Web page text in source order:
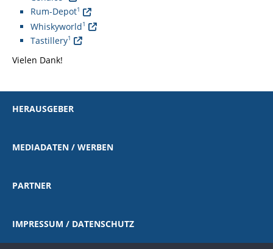
Rum-Depot1
Whiskyworld1
Tastillery1
Vielen Dank!
HERAUSGEBER
MEDIADATEN / WERBEN
PARTNER
IMPRESSUM / DATENSCHUTZ